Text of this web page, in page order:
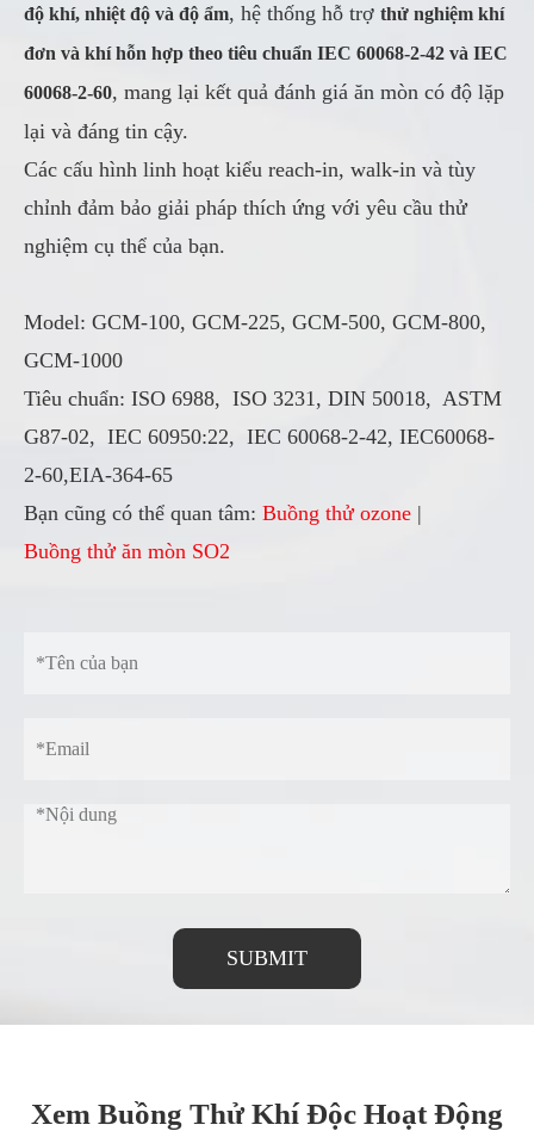
độ khí, nhiệt độ và độ ẩm, hệ thống hỗ trợ thử nghiệm khí
đơn và khí hỗn hợp theo tiêu chuẩn IEC 60068-2-42 và IEC
60068-2-60, mang lại kết quả đánh giá ăn mòn có độ lặp
lại và đáng tin cậy.
Các cấu hình linh hoạt kiểu reach-in, walk-in và tùy
chỉnh đảm bảo giải pháp thích ứng với yêu cầu thử
nghiệm cụ thể của bạn.
Model: GCM-100, GCM-225, GCM-500, GCM-800,
GCM-1000
Tiêu chuẩn: ISO 6988, ISO 3231, DIN 50018, ASTM
G87-02, IEC 60950:22, IEC 60068-2-42, IEC60068-
2-60,EIA-364-65
Bạn cũng có thể quan tâm: Buồng thử ozone |
Buồng thử ăn mòn SO2
SUBMIT
Xem Buồng Thử Khí Độc Hoạt Động